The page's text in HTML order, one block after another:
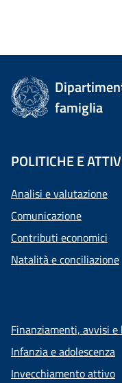
famiglia
POLITICHE E
Analisi e valutazione
Comunicazione
Contributi economici
Natalità e conciliazione
Finanziamenti, avvisi e
Infanzia e adolescenza
Invecchiamento attivo